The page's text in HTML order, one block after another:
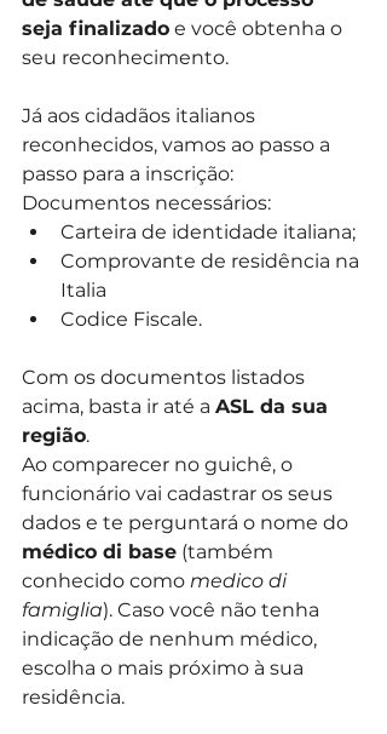
seja finalizado e você obtenha o
seu reconhecimento.
Já aos cidadãos italianos
reconhecidos, vamos ao passo a
passo para a inscrição:
Documentos necessários:
Carteira de identidade italiana;
Comprovante de residência na
Italia
Codice Fiscale.
Com os documentos listados
acima, basta ir até a ASL da sua
região.
Ao comparecer no guichê, o
funcionário vai cadastrar os seus
dados e te perguntará o nome do
médico di base (também
conhecido como medico di
famiglia). Caso você não tenha
indicação de nenhum médico,
escolha o mais próximo à sua
residência.